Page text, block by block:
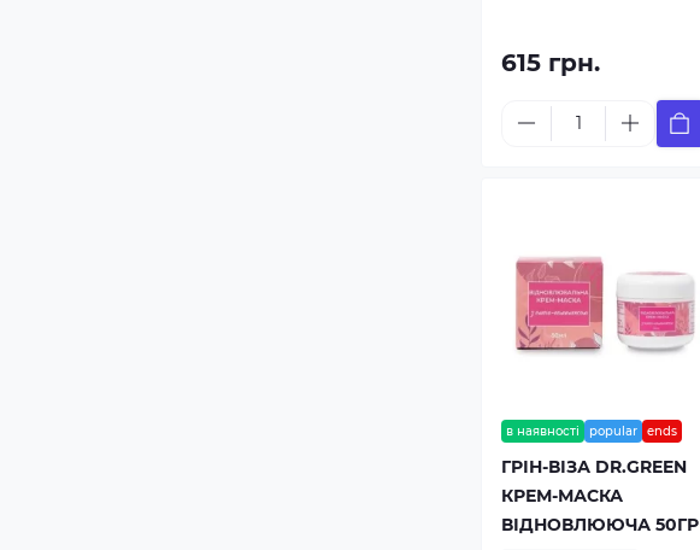
615 грн.
в наявності popular ends
ГРІН-ВІЗА DR.GREEN
КРЕМ-МАСКА
ВІДНОВЛЮЮЧА 50ГР